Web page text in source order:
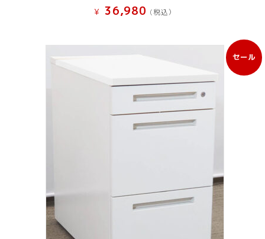
¥ 36,980 (税込）
セール
販
売